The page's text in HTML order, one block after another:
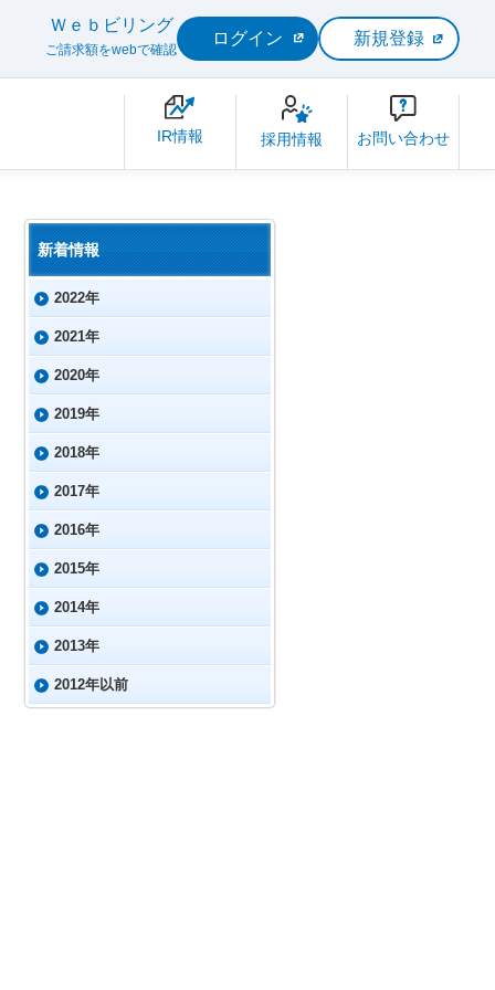
Ｗｅｂビリング
ご請求額をwebで確認
ログイン 新規登録
IR情報 採用情報 お問い合わせ
新着情報
2022年
2021年
2020年
2019年
2018年
2017年
2016年
2015年
2014年
2013年
2012年以前